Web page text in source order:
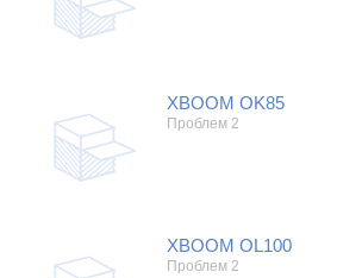
XBOOM OK85
Проблем 2
XBOOM OL100
Проблем 2